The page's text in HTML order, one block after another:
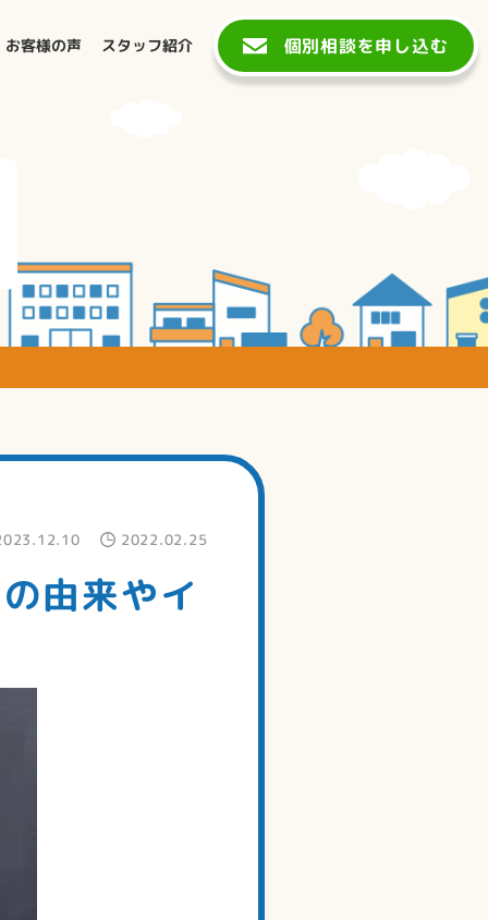
お客様の声 スタッフ紹介 個別相談を申し込む
2022.02.25
由来やイ